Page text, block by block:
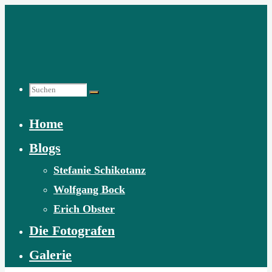
Suchen
nach:
Home
Blogs
Stefanie Schikotanz
Wolfgang Bock
Erich Obster
Die Fotografen
Galerie